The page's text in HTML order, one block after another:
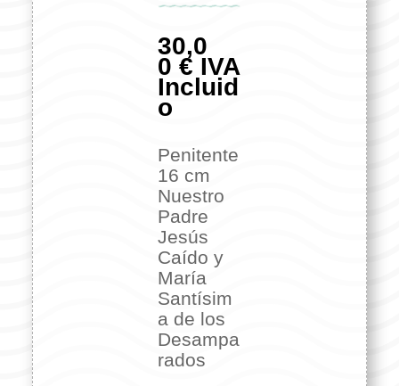
30,0
0€ IVA
Incluid
o
Penitente
16 cm
Nuestro
Padre
Jesús
Caído y
María
Santísim
a de los
Desampa
rados